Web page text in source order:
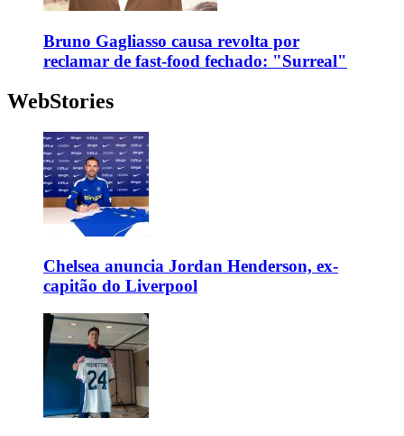
Bruno Gagliasso causa revolta por
reclamar de fast-food fechado: "Surreal"
WebStories
Chelsea anuncia Jordan Henderson, ex-
capitão do Liverpool